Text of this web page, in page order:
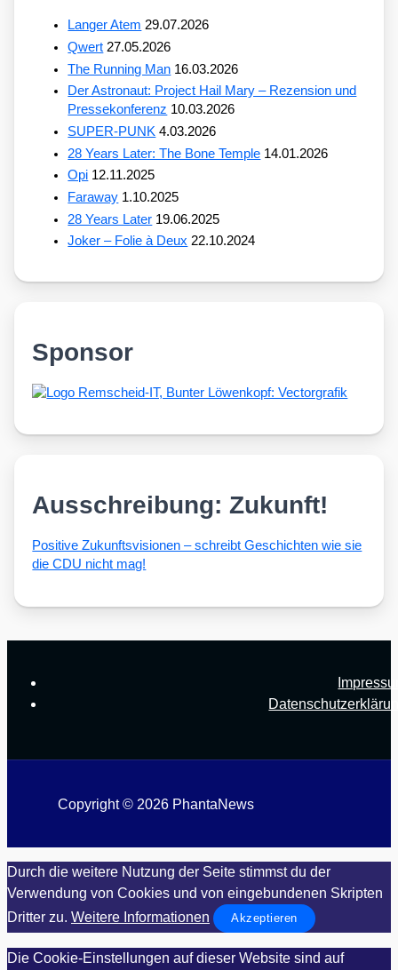
Langer Atem 29.07.2026
Qwert 27.05.2026
The Running Man 16.03.2026
Der Astronaut: Project Hail Mary – Rezension und
Pressekonferenz 10.03.2026
SUPER-PUNK 4.03.2026
28 Years Later: The Bone Temple 14.01.2026
Opi 12.11.2025
Faraway 1.10.2025
28 Years Later 19.06.2025
Joker – Folie à Deux 22.10.2024
Sponsor
Ausschreibung: Zukunft!
Posi­ti­ve Zukunfts­vi­sio­nen – schreibt Geschich­ten wie sie
die CDU nicht mag!
Copyright © 2026 PhantaNews
Durch die weitere Nutzung der Seite stimmst du der
Verwendung von Cookies und von eingebundenen Skripten
Dritter zu. Weitere Informationen Akzeptieren
Die Cookie-Einstellungen auf dieser Website sind auf